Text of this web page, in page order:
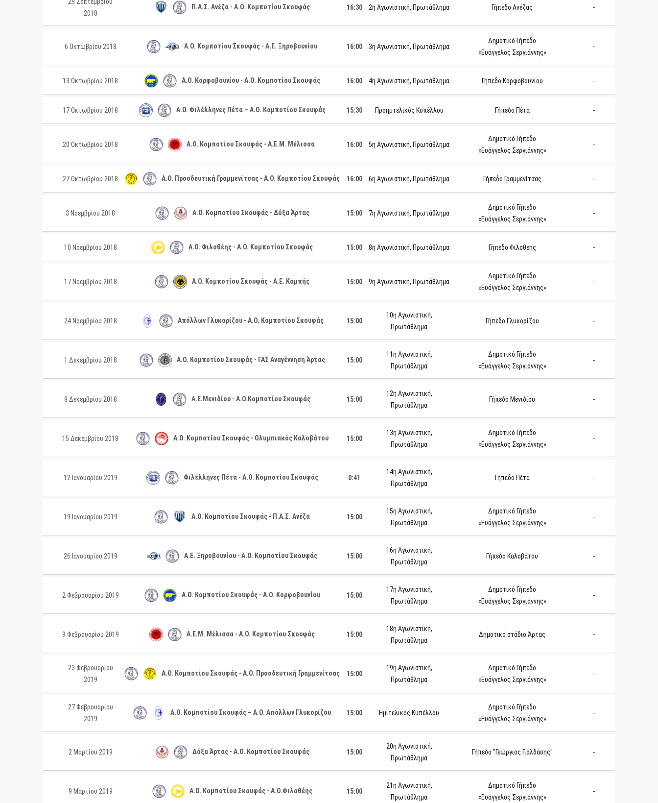
2018
Π.Α.Σ. Ανέζα - Α.Ο. Κομποτίου Σκουφάς 16:30 2η Αγωνιστική, Πρωτάθλημα Γήπεδο Ανέζας -
6 Οκτωβρίου 2018 Α.Ο. Κομποτίου Σκουφάς - Α.Ε. Ξηροβουνίου 16:00 3η Αγωνιστική, Πρωτάθλημα
Δημοτικό Γήπεδο
«Ευάγγελος Σεργιάννης»
-
13 Οκτωβρίου 2018 Α.Ο. Κορφοβουνίου - Α.Ο. Κομποτίου Σκουφάς 16:00 4η Αγωνιστική, Πρωτάθλημα Γήπεδο Κορφοβουνίου -
17 Οκτωβρίου 2018 Α.Ο. Φιλέλληνες Πέτα – Α.Ο. Κομποτίου Σκουφάς 15:30 Προημτελικός Κυπέλλου Γήπεδο Πέτα -
20 Οκτωβρίου 2018 Α.Ο. Κομποτίου Σκουφάς - Α.Ε.Μ. Μέλισσα 16:00 5η Αγωνιστική, Πρωτάθλημα
Δημοτικό Γήπεδο
«Ευάγγελος Σεργιάννης»
-
27 Οκτωβρίου 2018 Α.Ο. Προοδευτική Γραμμενίτσας - Α.Ο. Κομποτίου Σκουφάς 16:00 6η Αγωνιστική, Πρωτάθλημα Γήπεδο Γραμμενίτσας -
3 Νοεμβρίου 2018 Α.Ο. Κομποτίου Σκουφάς - Δόξα Άρτας 15:00 7η Αγωνιστική, Πρωτάθλημα
Δημοτικό Γήπεδο
«Ευάγγελος Σεργιάννης»
-
10 Νοεμβρίου 2018 Α.Ο. Φιλοθέης - Α.Ο. Κομποτίου Σκουφάς 15:00 8η Αγωνιστική, Πρωτάθλημα Γήπεδο Φιλοθέης -
17 Νοεμβρίου 2018 Α.Ο. Κομποτίου Σκουφάς - Α.Ε. Καμπής 15:00 9η Αγωνιστική, Πρωτάθλημα
Δημοτικό Γήπεδο
«Ευάγγελος Σεργιάννης»
-
24 Νοεμβρίου 2018 Απόλλων Γλυκορίζου - Α.Ο. Κομποτίου Σκουφάς 15:00
10η Αγωνιστική,
Πρωτάθλημα
Γήπεδο Γλυκορίζου -
1 Δεκεμβρίου 2018 Α.Ο. Κομποτίου Σκουφάς - ΓΑΣ Αναγέννηση Άρτας 15:00
11η Αγωνιστική,
Πρωτάθλημα
Δημοτικό Γήπεδο
«Ευάγγελος Σεργιάννης»
-
8 Δεκεμβρίου 2018 Α.Ε.Μενιδίου - Α.Ο.Κομποτίου Σκουφάς 15:00
12η Αγωνιστική,
Πρωτάθλημα
Γήπεδο Μενιδίου -
15 Δεκεμβρίου 2018 Α.Ο. Κομποτίου Σκουφάς - Ολυμπιακός Καλοβάτου 15:00
13η Αγωνιστική,
Πρωτάθλημα
Δημοτικό Γήπεδο
«Ευάγγελος Σεργιάννης»
-
12 Ιανουαρίου 2019 Φιλέλληνες Πέτα - Α.Ο. Κομποτίου Σκουφάς 0:41
14η Αγωνιστική,
Πρωτάθλημα
Γήπεδο Πέτα -
19 Ιανουαρίου 2019 Α.Ο. Κομποτίου Σκουφάς - Π.Α.Σ. Ανέζα 15:00
15η Αγωνιστική,
Πρωτάθλημα
Δημοτικό Γήπεδο
«Ευάγγελος Σεργιάννης»
-
26 Ιανουαρίου 2019 Α.Ε. Ξηροβουνίου - Α.Ο. Κομποτίου Σκουφάς 15:00
16η Αγωνιστική,
Πρωτάθλημα
Γήπεδο Καλοβάτου -
2 Φεβρουαρίου 2019 Α.Ο. Κομποτίου Σκουφάς - Α.Ο. Κορφοβουνίου 15:00
17η Αγωνιστική,
Πρωτάθλημα
Δημοτικό Γήπεδο
«Ευάγγελος Σεργιάννης»
-
9 Φεβρουαρίου 2019 Α.Ε.Μ. Μέλισσα - Α.Ο. Κομποτίου Σκουφάς 15:00
18η Αγωνιστική,
Πρωτάθλημα
Δημοτικό στάδιο Άρτας -
23 Φεβρουαρίου
2019
Α.Ο. Κομποτίου Σκουφάς - Α.Ο. Προοδευτική Γραμμενίτσας 15:00
19η Αγωνιστική,
Πρωτάθλημα
Δημοτικό Γήπεδο
«Ευάγγελος Σεργιάννης»
-
27 Φεβρουαρίου
2019
Α.Ο. Κομποτίου Σκουφάς – Α.Ο. Απόλλων Γλυκορίζου 15:00 Ημιτελικός Κυπέλλου
Δημοτικό Γήπεδο
«Ευάγγελος Σεργιάννης»
-
2 Μαρτίου 2019 Δόξα Άρτας - Α.Ο. Κομποτίου Σκουφάς 15:00
20η Αγωνιστική,
Πρωτάθλημα
Γήπεδο "Γεώργιος Γιολδάσης" -
9 Μαρτίου 2019 Α.Ο. Κομποτίου Σκουφάς - Α.Ο.Φιλοθέης 15:00
21η Αγωνιστική,
Πρωτάθλημα
Δημοτικό Γήπεδο
«Ευάγγελος Σεργιάννης»
-